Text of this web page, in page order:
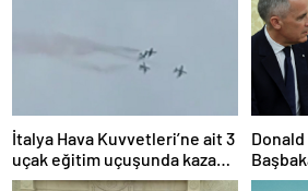
İtalya Hava Kuvvetleri’ne ait 3
uçak eğitim uçuşunda kaza
yaptı
ağırladı